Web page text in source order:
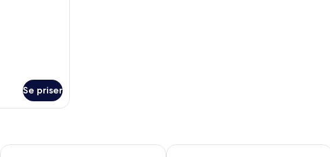
Se priser
Moxy Southampton ibis Southampton Centre